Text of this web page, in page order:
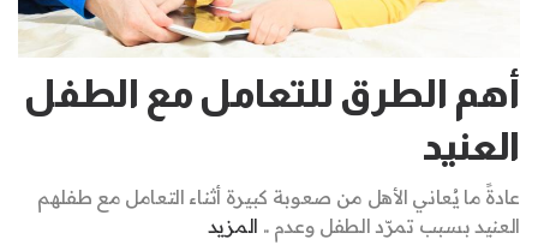
أهم الطرق للتعامل مع الطفل
العنيد
عادةً ما يُعاني الأهل من صعوبة كبيرة أثناء التعامل مع طفلهم
العنيد بسبب تمرّد الطفل وعدم .. المزيد